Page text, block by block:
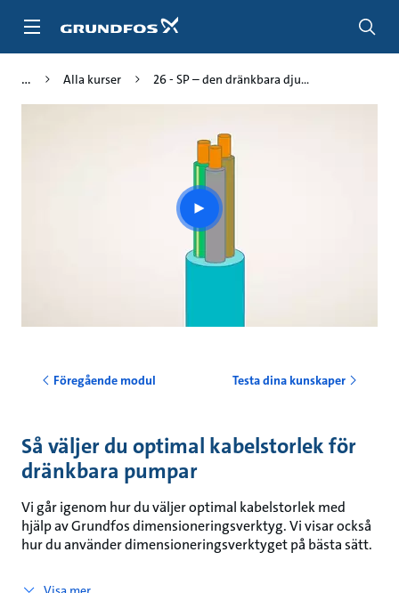
Alla kurser 26 - SP – den dränkbara dju...
Play
video
Föregående modul Testa dina kunskaper
Så väljer du optimal kabelstorlek för
dränkbara pumpar
Vi går igenom hur du väljer optimal kabelstorlek med
hjälp av Grundfos dimensioneringsverktyg. Vi visar också
hur du använder dimensioneringsverktyget på bästa sätt.